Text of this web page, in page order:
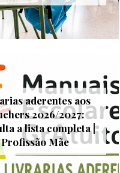
aderentes aos
2026/2027:
a lista completa |
Profissão Mãe